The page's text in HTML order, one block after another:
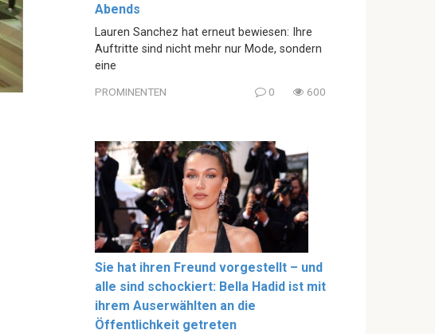
Abends
Lauren Sanchez hat erneut bewiesen: Ihre
Auftritte sind nicht mehr nur Mode, sondern
eine
PROMINENTEN 0 600
Sie hat ihren Freund vorgestellt – und
alle sind schockiert: Bella Hadid ist mit
ihrem Auserwählten an die
Öffentlichkeit getreten